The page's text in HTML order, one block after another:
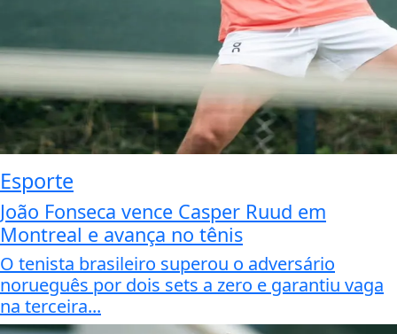
Esporte
João Fonseca vence Casper Ruud em
Montreal e avança no tênis
O tenista brasileiro superou o adversário
norueguês por dois sets a zero e garantiu vaga
na terceira...